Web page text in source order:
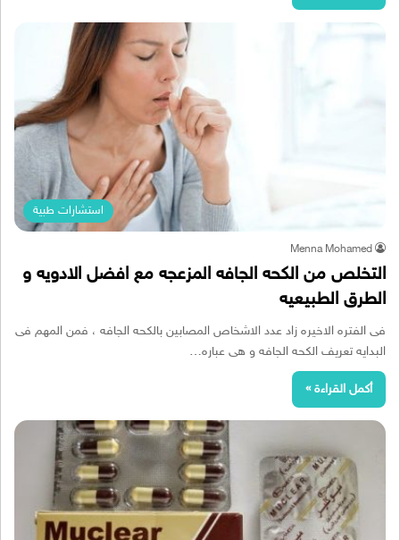
استشارات طبية
Menna Mohamed
التخلص من الكحه الجافه المزعجه مع افضل الادويه و
الطرق الطبيعيه
فى الفتره الاخيره زاد عدد الاشخاص المصابين بالكحه الجافه ، فمن المهم فى
البدايه تعريف الكحه الجافه و هى عباره…
أكمل القراءة »